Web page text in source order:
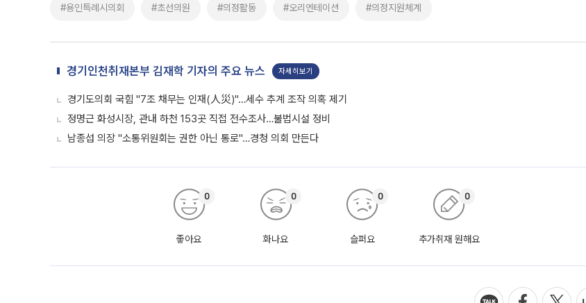
#용인특례시의회 #초선의원 #의정활동 #오리엔테이션 #의정지원체계
경기인천취재본부 김재학 기자의 주요 뉴스 자세히보기
경기도의회 국힘 "7조 채무는 인재(人災)"…세수 추계 조작 의혹 제기
정명근 화성시장, 관내 하천 153곳 직접 전수조사…불법시설 정비
남종섭 의장 "소통위원회는 권한 아닌 통로"…경청 의회 만든다
좋아요
0
화나요
0
슬퍼요
0
추가취재 원해요
0